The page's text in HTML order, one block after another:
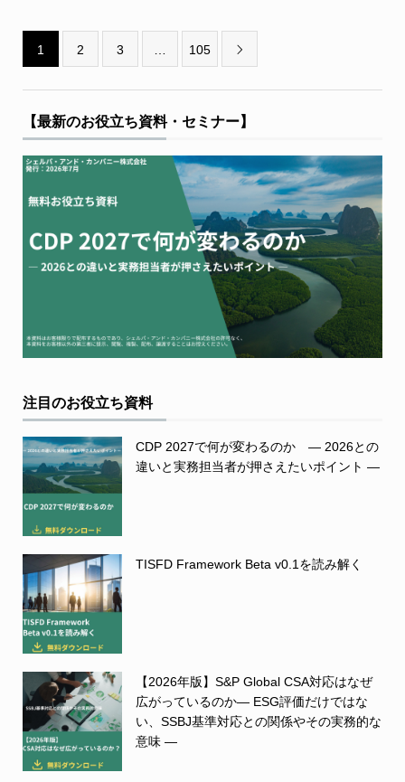
1 2 3 105 
【最新のお役立ち資料・セミナー】
注目のお役立ち資料
CDP 2027で何が変わるのか ― 2026との
違いと実務担当者が押さえたいポイント ―
TISFD Framework Beta v0.1を読み解く
【2026年版】S&P Global CSA対応はなぜ
広がっているのか― ESG評価だけではな
い、SSBJ基準対応との関係やその実務的な
意味 ―